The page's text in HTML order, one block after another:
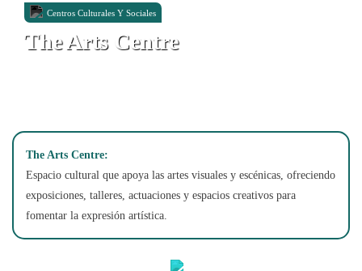
Centros Culturales Y Sociales
The Arts Centre
The Arts Centre:
Espacio cultural que apoya las artes visuales y escénicas, ofreciendo
exposiciones, talleres, actuaciones y espacios creativos para
fomentar la expresión artística.